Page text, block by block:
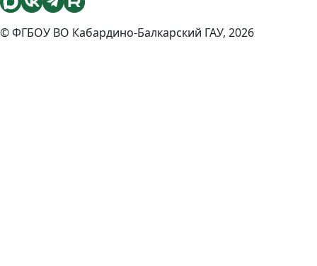
© ФГБОУ ВО Кабардино-Балкарский ГАУ, 2026